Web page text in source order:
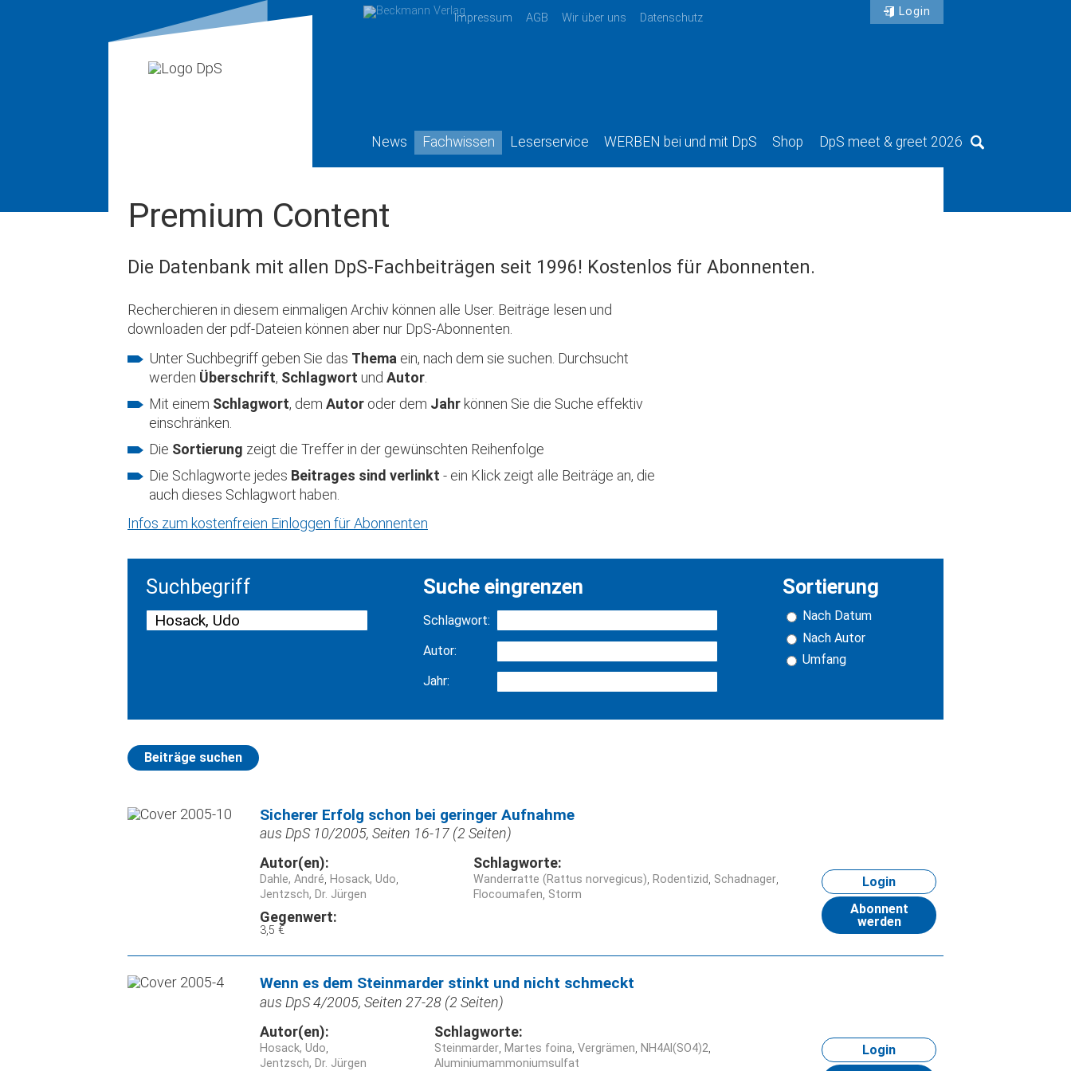
Impressum AGB Wir über uns Datenschutz Login
News Fachwissen Leserservice WERBEN bei und mit DpS Shop DpS meet & greet 2026 Suche
Premium Content
Die Datenbank mit allen DpS-Fachbeiträgen seit 1996! Kostenlos für Abonnenten.
Recherchieren in diesem einmaligen Archiv können alle User. Beiträge lesen und
downloaden der pdf-Dateien können aber nur DpS-Abonnenten.
Unter Suchbegriff geben Sie das Thema ein, nach dem sie suchen. Durchsucht
werden Überschrift, Schlagwort und Autor
Mit einem Schlagwort, dem Autor oder dem Jahr können Sie die Suche effektiv
einschränken.
Die Sortierung zeigt die Treffer in der gewünschten Reihenfolge
Die Schlagworte jedes Beitrages sind verlinkt - ein Klick zeigt alle Beiträge an, die
auch dieses Schlagwort haben.
Infos zum kostenfreien Einloggen für Abonnenten
Suchbegriff Suche eingrenzen
Schlagwort:
Autor:
Jahr:
Sortierung
Nach Datum
Nach Autor
Umfang
Beiträge suchen
Sicherer Erfolg schon bei geringer Aufnahme
aus DpS 10/2005, Seiten 16-17 (2 Seiten)
Autor(en):
Dahle, André Hosack, Udo
Jentzsch, Dr. Jürgen
Gegenwert:
3,5 €
Schlagworte:
Wanderratte (Rattus norvegicus) Rodentizid Schadnager
Flocoumafen Storm
Login
Abonnent
werden
Wenn es dem Steinmarder stinkt und nicht schmeckt
aus DpS 4/2005, Seiten 27-28 (2 Seiten)
Autor(en):
Hosack, Udo
Jentzsch, Dr. Jürgen
Schlagworte:
Steinmarder Martes foina Vergrämen NH4Al(SO4)2
Aluminiumammoniumsulfat
Login